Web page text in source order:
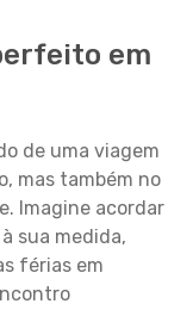
em
de uma viagem
mas também no
Imagine acordar
sua medida,
férias em